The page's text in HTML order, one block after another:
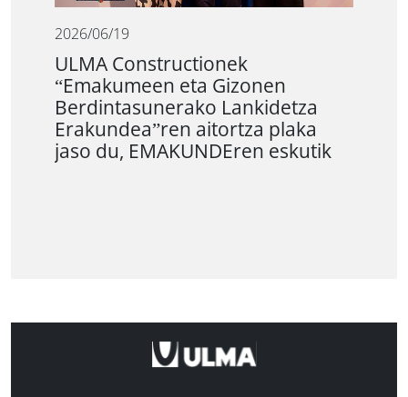
2026/06/19
ULMA Constructionek
“Emakumeen eta Gizonen
Berdintasunerako Lankidetza
Erakundea”ren aitortza plaka
jaso du, EMAKUNDEren eskutik